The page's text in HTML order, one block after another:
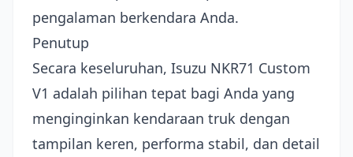
pengalaman berkendara Anda.
Penutup
Secara keseluruhan, Isuzu NKR71 Custom
V1 adalah pilihan tepat bagi Anda yang
menginginkan kendaraan truk dengan
tampilan keren, performa stabil, dan detail